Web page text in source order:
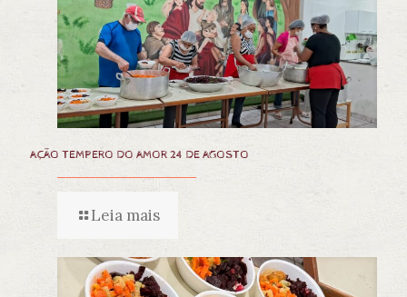
AÇÃO TEMPERO DO AMOR 24 DE AGOSTO
Leia mais